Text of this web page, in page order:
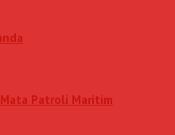
Mata Patroli Maritim